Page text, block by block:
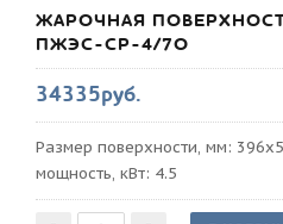
ЖАРОЧНАЯ
ПЖЭС-СР-4/7О
34335руб.
Размер поверхности, мм:
мощность, кВт: 4.5